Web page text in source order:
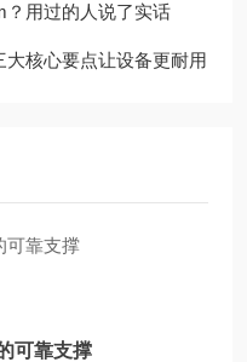
？用过的人说了实话
核心要点让设备更耐用
可靠支撑